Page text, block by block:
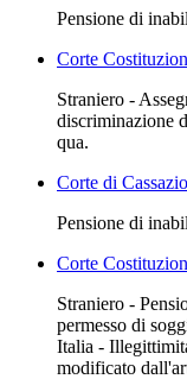
Pensione di
Corte
Straniero -
discriminazione
qua.
Corte di
Pensione di
Corte
Straniero -
permesso di
Italia -
modificato